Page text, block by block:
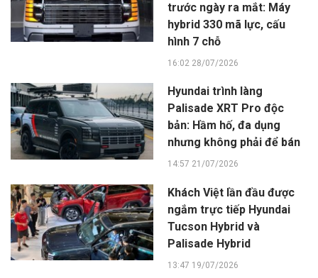
trước ngày ra mắt: Máy
hybrid 330 mã lực, cấu
hình 7 chỗ
16:02 28/07/2026
Hyundai trình làng
Palisade XRT Pro độc
bản: Hầm hố, đa dụng
nhưng không phải để bán
14:57 21/07/2026
Khách Việt lần đầu được
ngắm trực tiếp Hyundai
Tucson Hybrid và
Palisade Hybrid
13:47 19/07/2026